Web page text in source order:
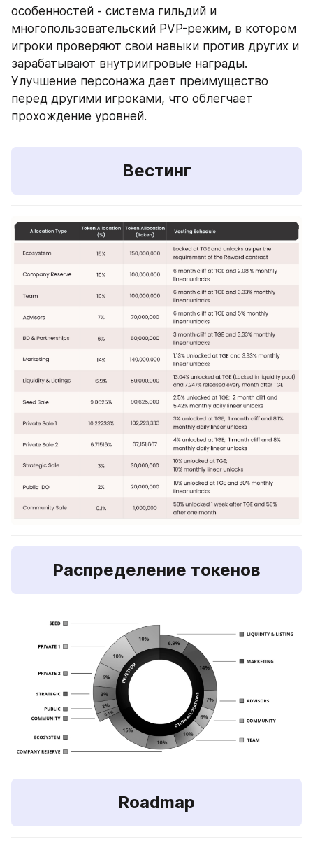
особенностей - система гильдий и
многопользовательский PVP-режим, в котором
игроки проверяют свои навыки против других и
зарабатывают внутриигровые награды.
Улучшение персонажа дает преимущество
перед другими игроками, что облегчает
прохождение уровней.
Вестинг
Распределение токенов
Roadmap